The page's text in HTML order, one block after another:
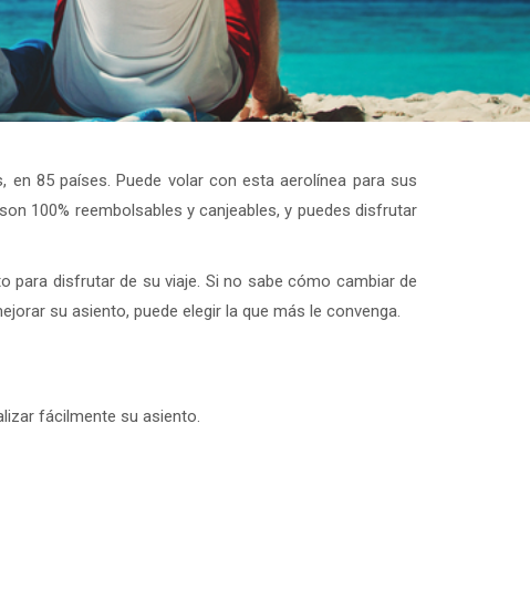
85 países. Puede volar con esta aerolínea para sus
100% reembolsables y canjeables, y puedes disfrutar
para disfrutar de su viaje. Si no sabe cómo cambiar de
su asiento, puede elegir la que más le convenga.
fácilmente su asiento.